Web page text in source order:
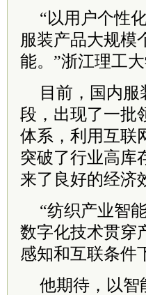
“以用户个性
服装产品大规模
能。”浙江理工
目前，国内
段，出现了一批
体系，利用互联
突破了行业高库
来了良好的经济
“纺织产业智
数字化技术贯穿
感知和互联条件
他期待，以智